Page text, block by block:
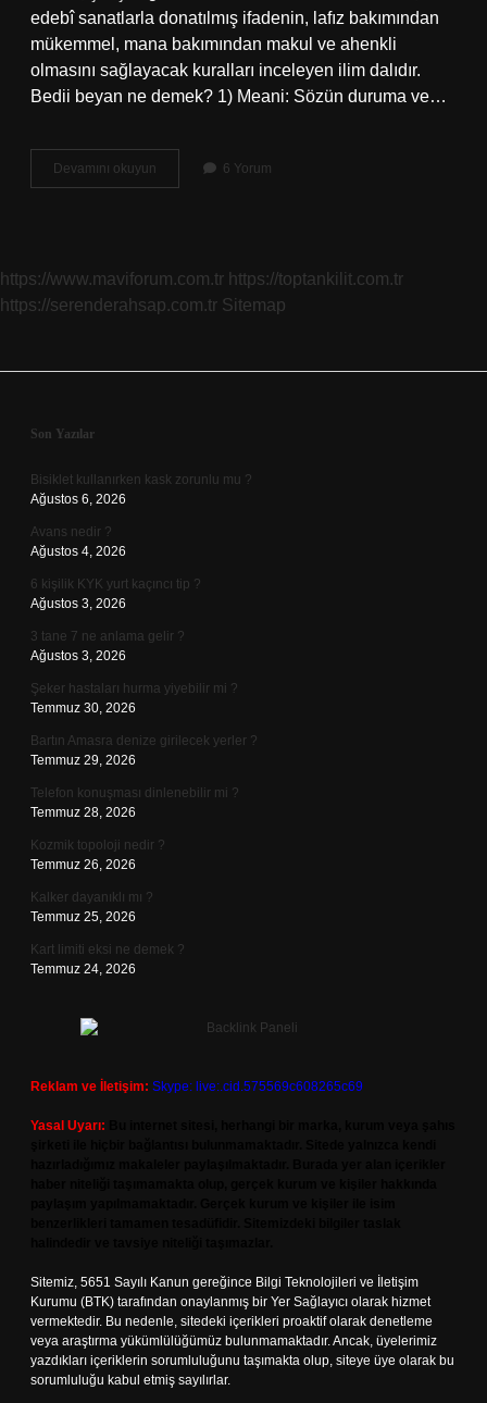
edebî sanatlarla donatılmış ifadenin, lafız bakımından
mükemmel, mana bakımından makul ve ahenkli
olmasını sağlayacak kuralları inceleyen ilim dalıdır.
Bedii beyan ne demek? 1) Meani: Sözün duruma ve…
Devamını okuyun
Ne
6 Yorum
https://www.maviforum.com.tr https://toptankilit.com.tr
https://serenderahsap.com.tr Sitemap
Sidebar
Son Yazılar
Bisiklet kullanırken kask zorunlu mu ?
Ağustos 6, 2026
Avans nedir ?
Ağustos 4, 2026
6 kişilik KYK yurt kaçıncı tip ?
Ağustos 3, 2026
3 tane 7 ne anlama gelir ?
Ağustos 3, 2026
Şeker hastaları hurma yiyebilir mi ?
Temmuz 30, 2026
Bartın Amasra denize girilecek yerler ?
Temmuz 29, 2026
Telefon konuşması dinlenebilir mi ?
Temmuz 28, 2026
Kozmik topoloji nedir ?
Temmuz 26, 2026
Kalker dayanıklı mı ?
Temmuz 25, 2026
Kart limiti eksi ne demek ?
Temmuz 24, 2026
Reklam ve İletişim: Skype: live:.cid.575569c608265c69
Yasal Uyarı:
Sitemiz, 5651 Sayılı Kanun gereğince Bilgi Teknolojileri ve İletişim
Kurumu (BTK) tarafından onaylanmış bir Yer Sağlayıcı olarak hizmet
vermektedir. Bu nedenle, sitedeki içerikleri proaktif olarak denetleme
veya araştırma yükümlülüğümüz bulunmamaktadır. Ancak, üyelerimiz
yazdıkları içeriklerin sorumluluğunu taşımakta olup, siteye üye olarak bu
sorumluluğu kabul etmiş sayılırlar.